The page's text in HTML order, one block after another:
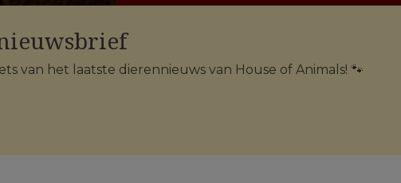
van het laatste dierennieuws van House of Animals! 🐾